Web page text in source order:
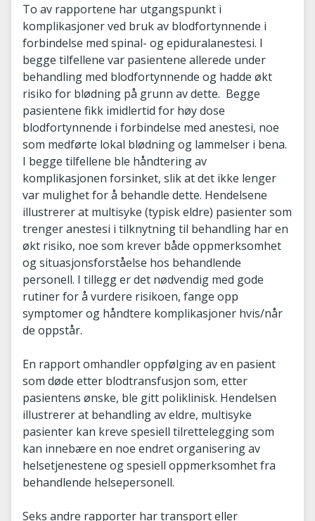
To av rapportene har utgangspunkt i
komplikasjoner ved bruk av blodfortynnende i
forbindelse med spinal- og epiduralanestesi. I
begge tilfellene var pasientene allerede under
behandling med blodfortynnende og hadde økt
risiko for blødning på grunn av dette. Begge
pasientene fikk imidlertid for høy dose
blodfortynnende i forbindelse med anestesi, noe
som medførte lokal blødning og lammelser i bena.
I begge tilfellene ble håndtering av
komplikasjonen forsinket, slik at det ikke lenger
var mulighet for å behandle dette. Hendelsene
illustrerer at multisyke (typisk eldre) pasienter som
trenger anestesi i tilknytning til behandling har en
økt risiko, noe som krever både oppmerksomhet
og situasjonsforståelse hos behandlende
personell. I tillegg er det nødvendig med gode
rutiner for å vurdere risikoen, fange opp
symptomer og håndtere komplikasjoner hvis/når
de oppstår.
En rapport omhandler oppfølging av en pasient
som døde etter blodtransfusjon som, etter
pasientens ønske, ble gitt poliklinisk. Hendelsen
illustrerer at behandling av eldre, multisyke
pasienter kan kreve spesiell tilrettelegging som
kan innebære en noe endret organisering av
helsetjenestene og spesiell oppmerksomhet fra
behandlende helsepersonell.
Seks andre rapporter har transport eller